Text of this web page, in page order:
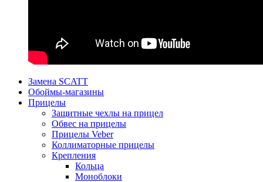
Замена SCATT
Обоймы-магазины
Прицелы
Защитные чехлы на прицел
Обвес на прицелы
Прицелы Veber
Коллиматорные прицелы
Крепления
Кольца
Моноблоки